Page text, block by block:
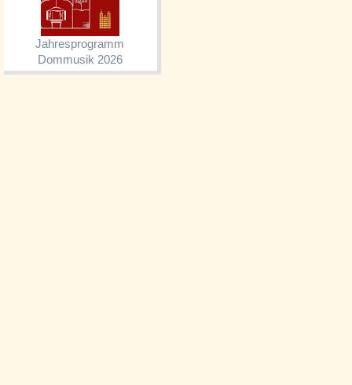
Jahresprogramm
Dommusik 2026